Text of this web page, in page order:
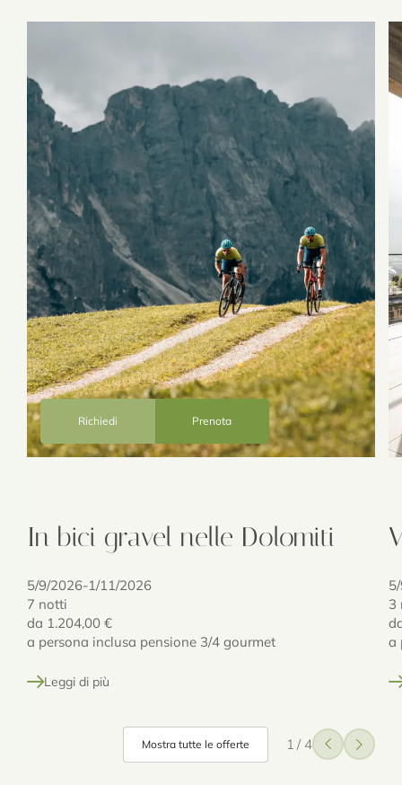
Richiedi Prenota
In bici gravel nelle Dolomiti
5/9/2026-1/11/2026
7 notti
da 1.204,00 €
a persona inclusa pensione 3/4 gourmet
Leggi di più
3
a
Mostra tutte le offerte 1 / 4